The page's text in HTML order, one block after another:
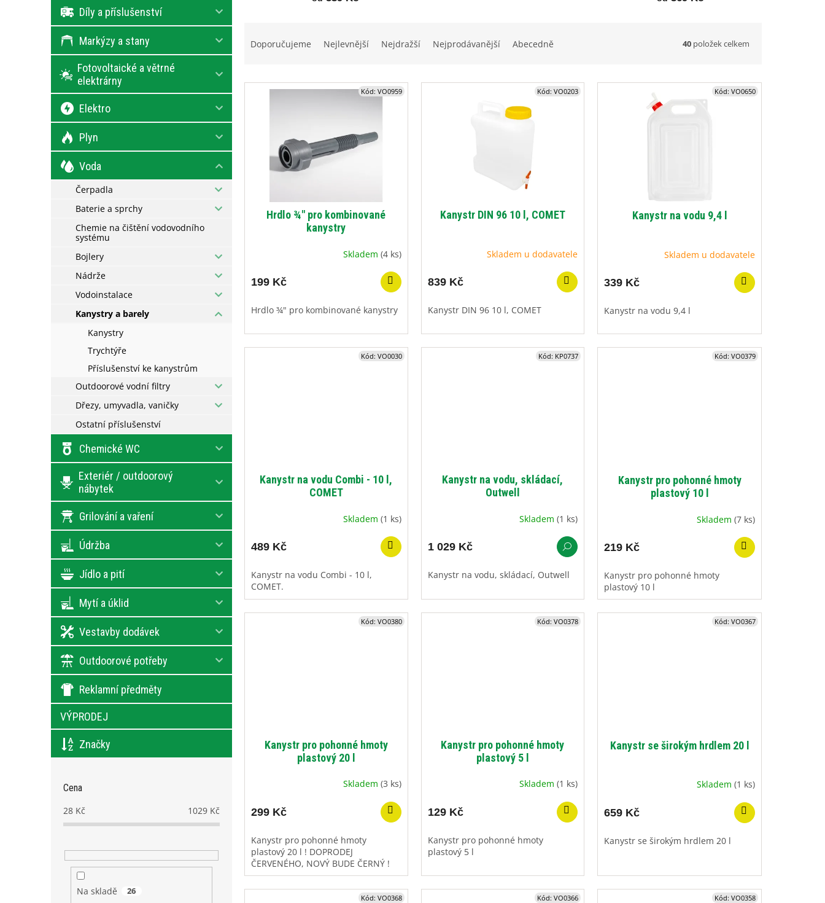
Díly a příslušenství
Markýzy a stany
Fotovoltaické a větrné
elektrárny
Elektro
Plyn
Voda
Čerpadla
Baterie a sprchy
Chemie na čištění vodovodního
systému
Bojlery
Nádrže
Vodoinstalace
Kanystry a barely
Kanystry
Trychtýře
Příslušenství ke kanystrům
Outdoorové vodní filtry
Dřezy, umyvadla, vaničky
Ostatní příslušenství
Chemické WC
Exteriér / outdoorový
nábytek
Grilování a vaření
Údržba
Jídlo a pití
Mytí a úklid
Vestavby dodávek
Outdoorové potřeby
Reklamní předměty
VÝPRODEJ
Značky
Cena
28 Kč 1029 Kč
Na skladě 26
n
Doporučujeme Nejlevnější Nejdražší Nejprodávanější Abecedně 40 položek celkem
V
Hrdlo ¾" pro kombinované
kanystry
Skladem (4 ks)
199 Kč
Hrdlo ¾" pro kombinované kanystry
Kód: VO0959
Kanystr DIN 96 10 l, COMET
Skladem u dodavatele
839 Kč
Kanystr DIN 96 10 l, COMET
Kód:VO0203
Kanystr na vodu 9,4 l
Skladem u dodavatele
339 Kč
Kanystr na vodu 9,4 l
Kód: VO0650
Kanystr na vodu Combi - 10 l,
COMET
Skladem (1 ks)
489 Kč
Kanystr na vodu Combi - 10 l,
COMET.
Kód: VO0030
Kanystr na vodu, skládací,
Outwell
Skladem(1 ks)
1 029 Kč
Kanystr na vodu, skládací, Outwell
Kód: KP0737
Kanystr pro pohonné hmoty
plastový 10 l
Skladem (7 ks)
219 Kč
Kanystr pro pohonné hmoty
plastový 10 l
Kód: VO0379
Kanystr pro pohonné hmoty
plastový 20 l
Skladem (3 ks)
299 Kč
Kanystr pro pohonné hmoty
plastový 20 l ! DOPRODEJ
ČERVENÉHO, NOVÝ BUDE ČERNÝ !
Kód: VO0380
Kanystr pro pohonné hmoty
plastový 5 l
Skladem(1 ks)
129 Kč
Kanystr pro pohonné hmoty
plastový 5 l
Kód:VO0378
Kanystr se širokým hrdlem 20 l
Skladem (1 ks)
659 Kč
Kanystr se širokým hrdlem 20 l
Kód: VO0367
Kód: VO0368 Kód:VO0366 Kód: VO0358